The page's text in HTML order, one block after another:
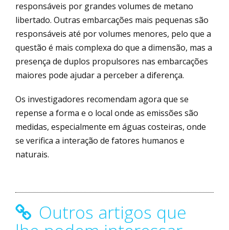
responsáveis por grandes volumes de metano
libertado. Outras embarcações mais pequenas são
responsáveis até por volumes menores, pelo que a
questão é mais complexa do que a dimensão, mas a
presença de duplos propulsores nas embarcações
maiores pode ajudar a perceber a diferença.
Os investigadores recomendam agora que se
repense a forma e o local onde as emissões são
medidas, especialmente em águas costeiras, onde
se verifica a interação de fatores humanos e
naturais.
Outros artigos que